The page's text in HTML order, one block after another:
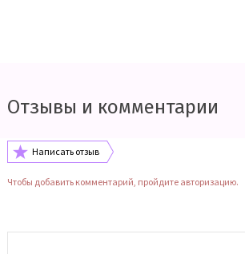
Отзывы и комментарии
Написать отзыв
Чтобы добавить комментарий, пройдите авторизацию.